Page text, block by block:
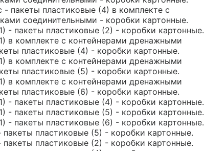
пакеты пластиковые (4) в комплекте с
соединительными - коробки картонные.
- пакеты пластиковые (2) - коробки картонные.
в комплекте с контейнерами дренажными
пластиковые (4) - коробки картонные.
в комплекте с контейнерами дренажными
пластиковые (5) - коробки картонные.
в комплекте с контейнерами дренажными
пластиковые (6) - коробки картонные.
- пакеты пластиковые (4) - коробки картонные.
- пакеты пластиковые (5) - коробки картонные.
- пакеты пластиковые (6) - коробки картонные.
пластиковые (5) - коробки картонные.
пластиковые (2) - коробки картонные.